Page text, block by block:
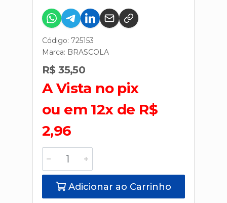
Código: 725153
Marca: BRASCOLA
R$ 35,50
A Vista no pix
ou em 12x de R$
2,96
Adicionar ao Carrinho